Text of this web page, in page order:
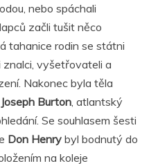
nebo spáchali
začli tušit něco
tahanice rodin se státni
znalci, vyšetřovateli a
Nakonec byla těla
Joseph Burton , atlantský
Se souhlasem šesti
Don Henry byl bodnutý do
na koleje